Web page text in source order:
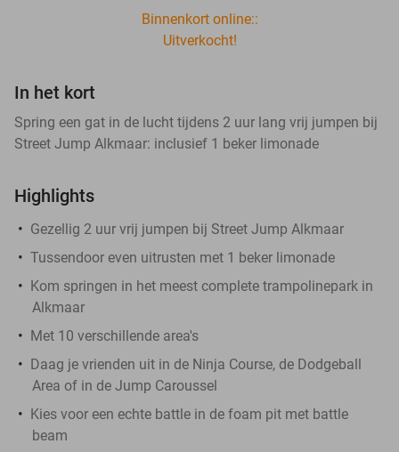
Binnenkort online::
Uitverkocht!
In het kort
Spring een gat in de lucht tijdens 2 uur lang vrij jumpen bij
Street Jump Alkmaar: inclusief 1 beker limonade
Highlights
Gezellig 2 uur vrij jumpen bij Street Jump Alkmaar
Tussendoor even uitrusten met 1 beker limonade
Kom springen in het meest complete trampolinepark in
Alkmaar
Met 10 verschillende area's
Daag je vrienden uit in de Ninja Course, de Dodgeball
Area of in de Jump Caroussel
Kies voor een echte battle in de foam pit met battle
beam